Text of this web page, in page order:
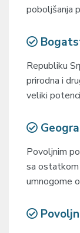
poboljšanja
Republiku
prirodna i
veliki
Povoljnim
sa ostatkom
umnogome